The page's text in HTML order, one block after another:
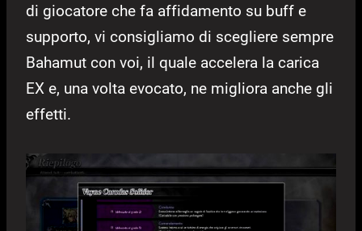
di giocatore che fa affidamento su buff e
supporto, vi consigliamo di scegliere sempre
Bahamut con voi, il quale accelera la carica
EX e, una volta evocato, ne migliora anche gli
effetti.